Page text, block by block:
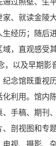
、就读金陵
经历；随后
域，直观感受
，以及早期影
念馆既重视
利用。馆内
手稿、期刊
剖视图和专
视、摄影、